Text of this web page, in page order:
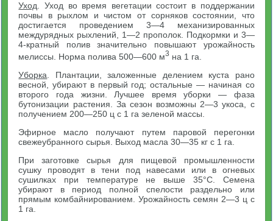
Уход. Уход во время вегетации состоит в поддержании
почвы в рыхлом и чистом от сорняков состоянии, что
достигается проведением 3—4 механизированных
междурядных рыхлений, 1—2 прополок. Подкормки и 3—
4-кратный полив значительно повышают урожайность
мелиссы. Норма полива 500—600 м3 на 1 га.
Уборка . Плантации, заложенные делением куста рано
весной, убирают в первый год; остальные — начиная со
второго года жизни. Лучшее время уборки — фаза
бутонизации растения. За сезон возможны 2—3 укоса, с
получением 200—250 ц с 1 га зеленой массы.
Эфирное масло получают путем паровой перегонки
свежеубранного сырья. Выход масла 30—35 кг с 1 га.
При заготовке сырья для пищевой промышленности
сушку проводят в тени под навесами или в огневых
сушилках при температуре не выше 35°С. Семена
убирают в период полной спелости раздельно или
прямым комбайнированием. Урожайность семян 2—3 ц с
1 га.